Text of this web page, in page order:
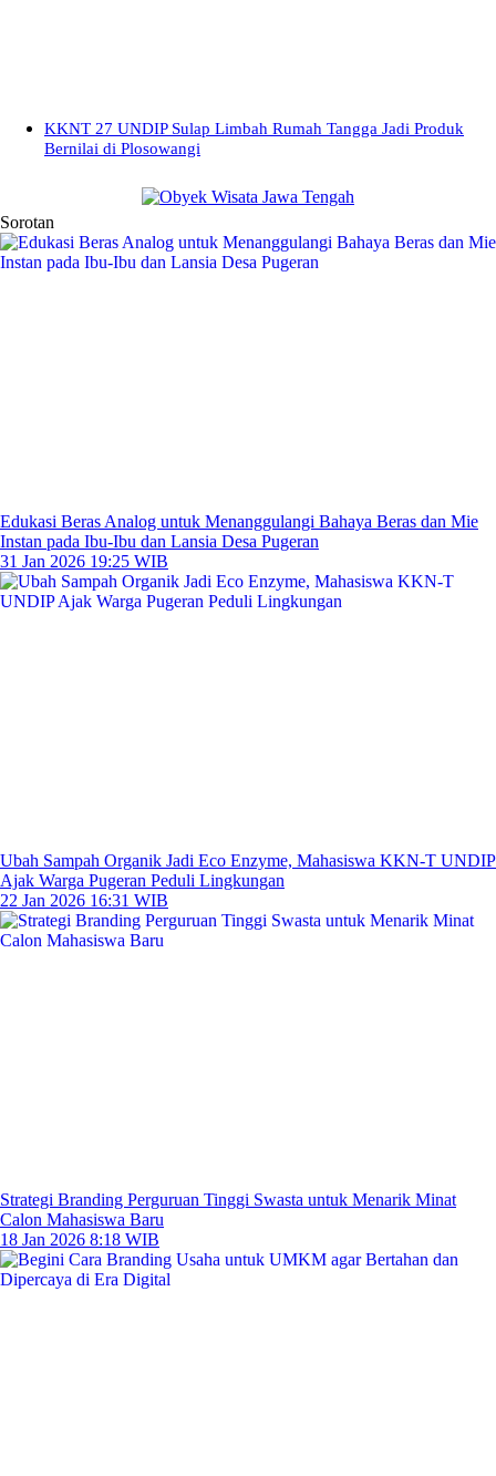
KKNT 27 UNDIP Sulap Limbah Rumah Tangga Jadi Produk
Bernilai di Plosowangi
Sorotan
Edukasi Beras Analog untuk Menanggulangi Bahaya Beras dan Mie
Instan pada Ibu-Ibu dan Lansia Desa Pugeran
31 Jan 2026 19:25 WIB
Ubah Sampah Organik Jadi Eco Enzyme, Mahasiswa KKN-T UNDIP
Ajak Warga Pugeran Peduli Lingkungan
22 Jan 2026 16:31 WIB
Strategi Branding Perguruan Tinggi Swasta untuk Menarik Minat
Calon Mahasiswa Baru
18 Jan 2026 8:18 WIB